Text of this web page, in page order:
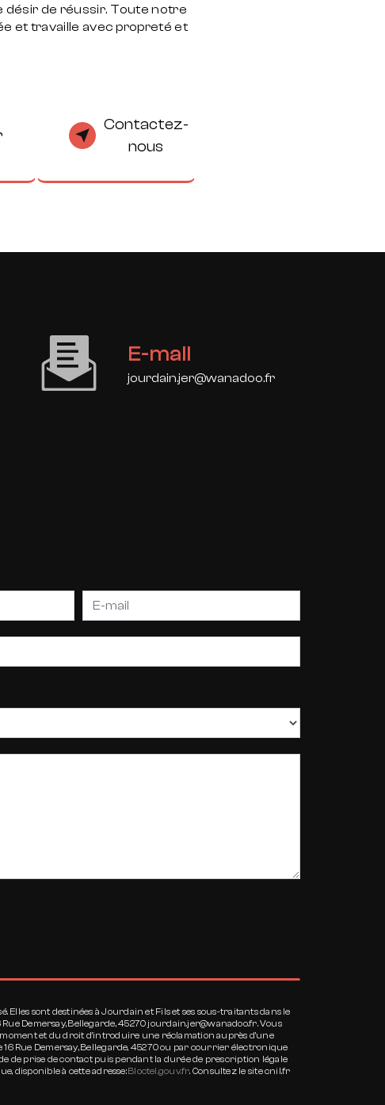
désir de réussir. Toute notre
et travaille avec propreté et
Contactez-
nous
E-mail
jourdain.jer@wanadoo.fr
sont destinées à Jourdain et Fils et ses sous-traitants dans le
Demersay, Bellegarde, 45270 jourdain.jer@wanadoo.fr. Vous
moment et du droit d’introduire une réclamation auprès d’une
Rue Demersay, Bellegarde, 45270 ou par courrier électronique
de prise de contact puis pendant la durée de prescription légale
disponible à cette adresse: Bloctel.gouv.fr. Consultez le site cnil.fr